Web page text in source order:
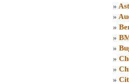
»
»
»
»
»
»
»
»